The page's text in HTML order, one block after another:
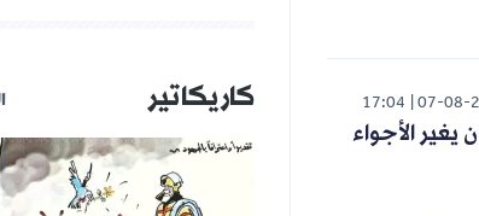
07-08-
17:04
يغير الأجواء
كاريكاتير